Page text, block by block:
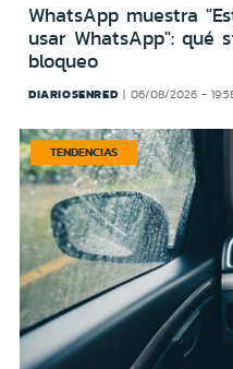
WhatsApp muestra
usar WhatsApp": qué
bloqueo
DIARIOSENRED 06/08/2026 -
TENDENCIAS